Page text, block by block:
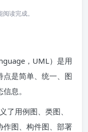
读完成。
，UML）是用
是简单、统一、图
息。
了用例图、类图、
作图、构件图、部署